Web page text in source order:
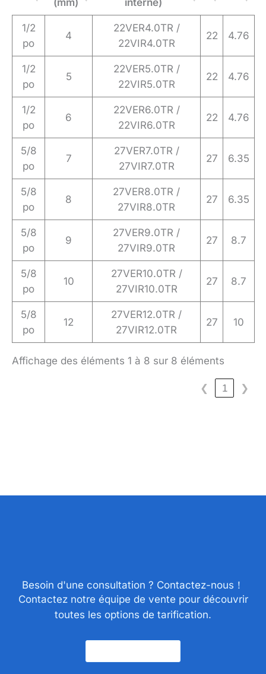
(mm)
interne)
1/2
po
4
22VER4.0TR /
22VIR4.0TR
22 4.76
1/2
po
5
22VER5.0TR /
22VIR5.0TR
22 4.76
1/2
po
6
22VER6.0TR /
22VIR6.0TR
22 4.76
5/8
po
7
27VER7.0TR /
27VIR7.0TR
27 6.35
5/8
po
8
27VER8.0TR /
27VIR8.0TR
27 6.35
5/8
po
9
27VER9.0TR /
27VIR9.0TR
27 8.7
5/8
po
10
27VER10.0TR /
27VIR10.0TR
27 8.7
5/8
po
12
27VER12.0TR /
27VIR12.0TR
27 10
Affichage des éléments 1 à 8 sur 8 éléments
❮ 1 ❯
Besoin d'une consultation ? Contactez-nous！
Contactez notre équipe de vente pour découvrir
toutes les options de tarification.